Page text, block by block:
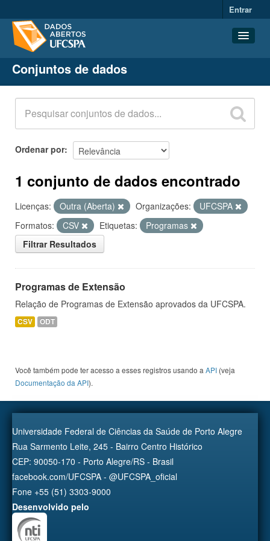
Entrar
Conjuntos de dados
Organizações
Grupos
Sobre
Conjuntos de dados
Ordenar por
1 conjunto de dados encontrado
Licenças: Outra (Aberta) Organizações:
UFCSPA
Formatos:
CSV Etiquetas:
Programas
Filtrar Resultados
Programas de Extensão
Relação de Programas de Extensão aprovados da UFCSPA.
CSV ODT
Você também pode ter acesso a esses registros usando a API (veja
Documentação da API).
Universidade Federal de Ciências da Saúde de Porto Alegre
Rua Sarmento Leite, 245 - Bairro Centro Histórico
CEP: 90050-170 - Porto Alegre/RS - Brasil
facebook.com/UFCSPA - @UFCSPA_oficial
Fone +55 (51) 3303-9000
Desenvolvido pelo